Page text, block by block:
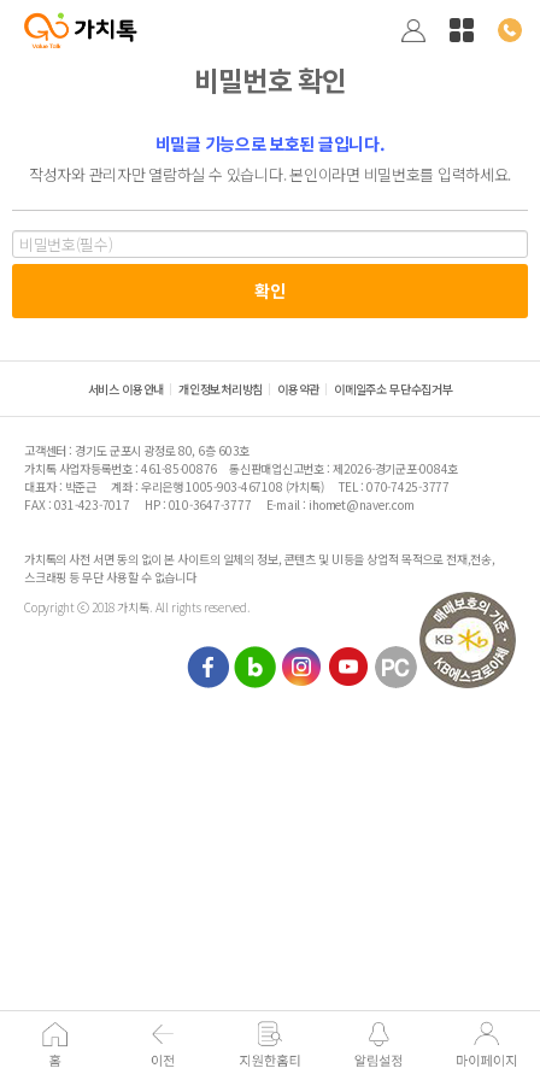
비밀번호 확인
비밀글 기능으로 보호된 글입니다.
작성자와 관리자만 열람하실 수 있습니다. 본인이라면 비밀번호를 입력하세요.
서비스 이용안내 개인정보처리방침 이용약관 이메일주소 무단수집거부
고객센터 : 경기도 군포시 광정로 80, 6층 603호
가치톡 사업자등록번호 : 461-85-00876
통신판매업신고번호 : 제2026-경기군포-0084호
대표자 : 박준근
계좌 : 우리은행 1005-903-467108 (가치톡)
TEL : 070-7425-3777
FAX : 031-423-7017
HP : 010-3647-3777 E-mail : ihomet@naver.com
가치톡의 사전 서면 동의 없이 본 사이트의 일체의 정보, 콘텐츠 및 UI등을 상업적 목적으로 전재,전송,
스크래핑 등 무단 사용할 수 없습니다
Copyright ⓒ 2018 가치톡. All rights reserved.